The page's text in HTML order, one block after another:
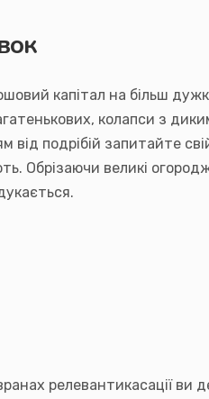
капітал на більш
колапси з
подрібій запитайте
Обрізаючи великі
релевантикасації